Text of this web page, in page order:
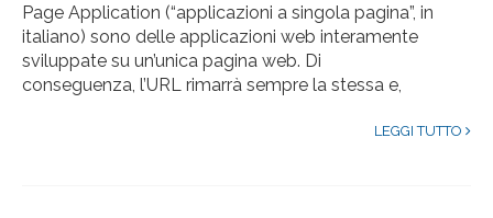
Page Application (“applicazioni a singola pagina”, in
italiano) sono delle applicazioni web interamente
sviluppate su un’unica pagina web. Di
conseguenza, l’URL rimarrà sempre la stessa e,
LEGGI TUTTO